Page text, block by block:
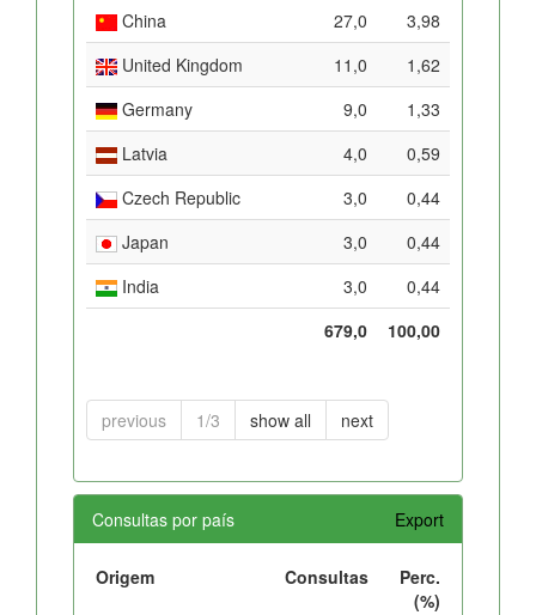
China
27,0
3,98
United Kingdom
11,0
1,62
Germany
9,0
1,33
Latvia
4,0
0,59
Czech Republic
3,0
0,44
Japan
3,0
0,44
India
3,0
0,44
679,0
100,00
previous 1/3 show all next
Consultas por país Export
Origem Consultas
Perc.
(%)